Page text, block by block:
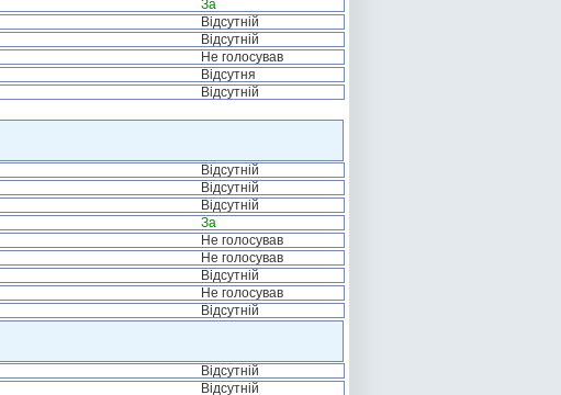
За
Відсутній
Відсутній
Не голосував
Відсутня
Відсутній
Відсутній
Відсутній
Відсутній
За
Не голосував
Не голосував
Відсутній
Не голосував
Відсутній
Відсутній
Відсутній